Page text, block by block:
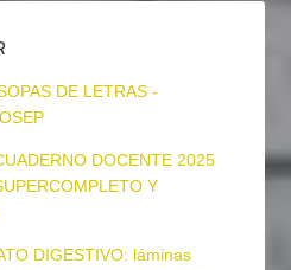
DE LETRAS -
DOCENTE 2025
Y
DIGESTIVO: láminas